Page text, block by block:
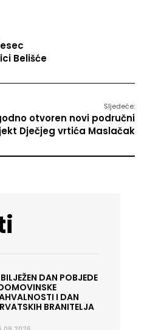
Belišće
Sljedeće:
otvoren novi područni
Dječjeg vrtića Maslačak
DAN POBJEDE
I DAN
BRANITELJA